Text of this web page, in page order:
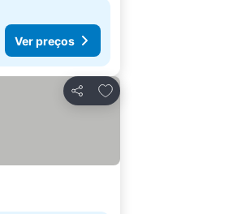
Ver preços
Partilhar
Adicionar aos favoritos